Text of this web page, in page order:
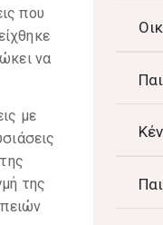
που
να
με
της